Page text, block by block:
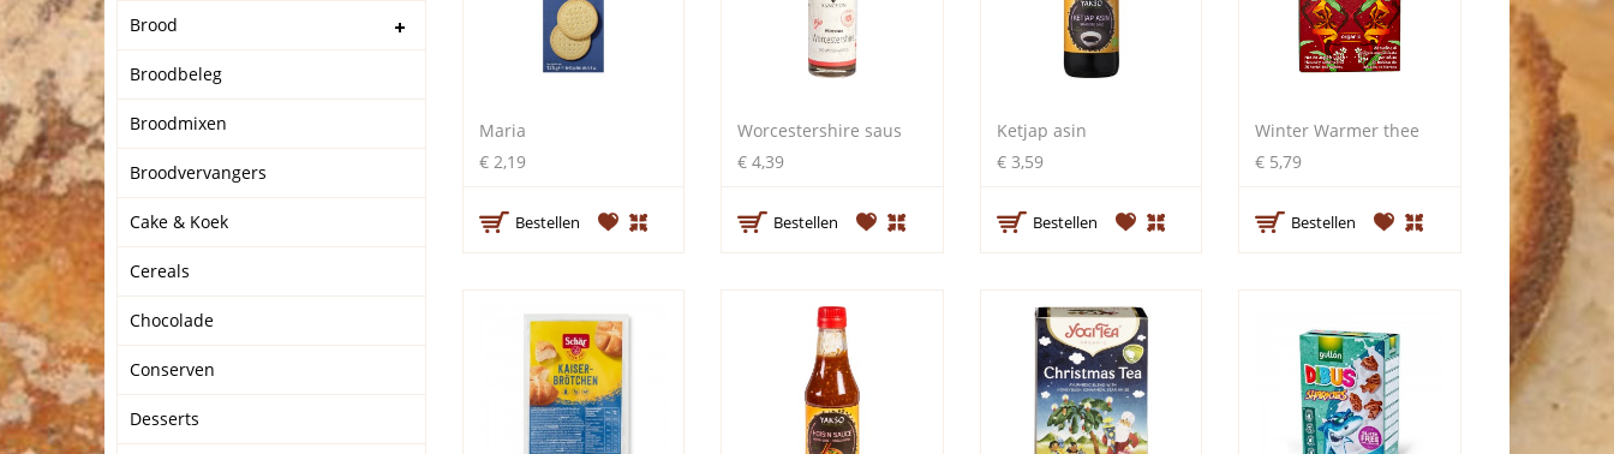
Brood
Broodbeleg
Broodmixen
Broodvervangers
Cake & Koek
Cereals
Chocolade
Conserven
Desserts
Maria
€ 2,19
Bestellen
Worcestershire saus
€ 4,39
Bestellen
Ketjap asin
€ 3,59
Bestellen
Winter Warmer thee
€ 5,79
Bestellen